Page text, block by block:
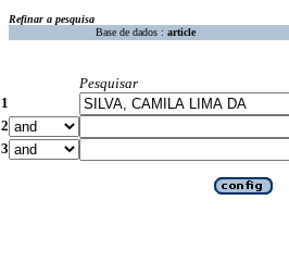
Refinar a pesquisa
Base de dados : article
Pesquisar
1
2
3